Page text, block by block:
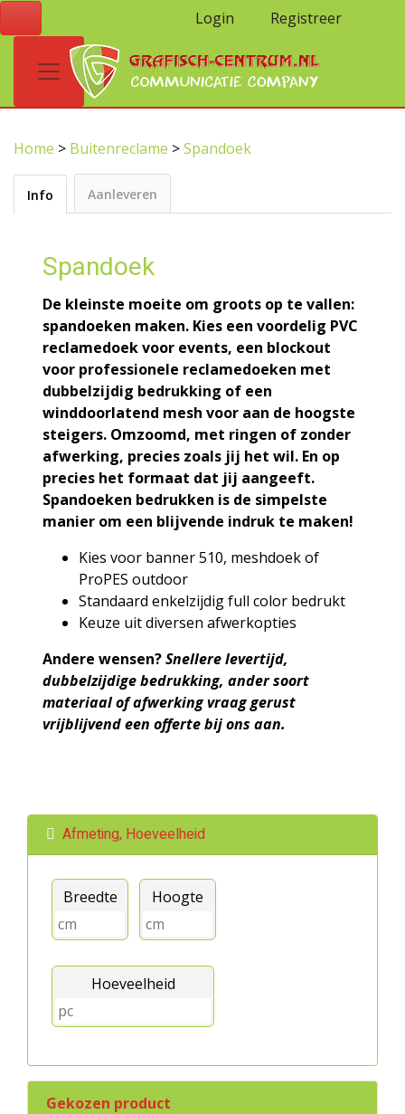
Login Registreer
Home > Buitenreclame >Spandoek
Info Aanleveren
Spandoek
De kleinste moeite om groots op te vallen:
spandoeken maken. Kies een voordelig PVC
reclamedoek voor events, een blockout
voor professionele reclamedoeken met
dubbelzijdig bedrukking of een
winddoorlatend mesh voor aan de hoogste
steigers. Omzoomd, met ringen of zonder
afwerking, precies zoals jij het wil. En op
precies het formaat dat jij aangeeft.
Spandoeken bedrukken is de simpelste
manier om een blijvende indruk te maken!
Kies voor banner 510, meshdoek of
ProPES outdoor
Standaard enkelzijdig full color bedrukt
Keuze uit diversen afwerkopties
Andere wensen?Snellere levertijd,
dubbelzijdige bedrukking, ander soort
materiaal of afwerking vraag gerust
vrijblijvend een offerte bij ons aan.
Afmeting, Hoeveelheid
Breedte Hoogte
Hoeveelheid
Gekozen product